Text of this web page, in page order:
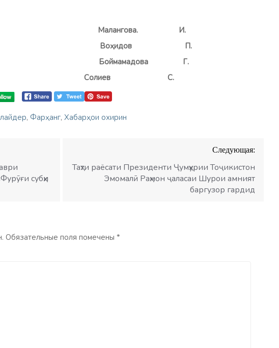
И.
Воҳидов П.
Г.
Солиев С.
, Фарҳанг, Хабарҳои охирин
субҳи
Следующая:
Таҳти раёсати Президенти Ҷумҳурии Тоҷикистон
Эмомалӣ Раҳмон ҷаласаи Шурои амният
баргузор гардид
Обязательные поля помечены *